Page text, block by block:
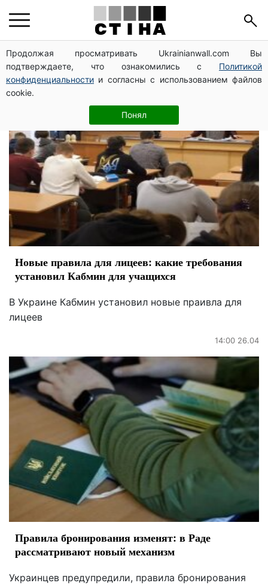
Продолжая просматривать Ukrainianwall.com Вы
подтверждаете, что ознакомились с Политикой
конфиденциальности и согласны с использованием файлов
cookie.
Понял
правила
Новые правила для лицеев: какие требования
установил Кабмин для учащихся
В Украине Кабмин установил новые праивла для
лицеев
14:00 26.04
Правила бронирования изменят: в Раде
рассматривают новый механизм
Украинцев предупредили, правила бронирования